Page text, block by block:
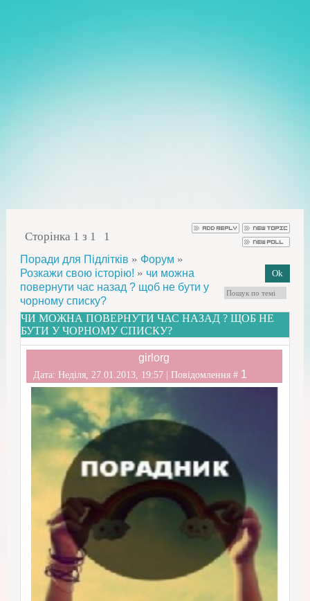
Сторінка 1 з 1 1
Поради для Підлітків » Форум »
Розкажи свою історію! » чи можна
повернути час назад ? щоб не бути у
чорному списку?
ЧИ МОЖНА ПОВЕРНУТИ ЧАС НАЗАД ? ЩОБ НЕ
БУТИ У ЧОРНОМУ СПИСКУ?
girlorg
Дата: Неділя, 27.01.2013, 19:57 | Повідомлення # 1